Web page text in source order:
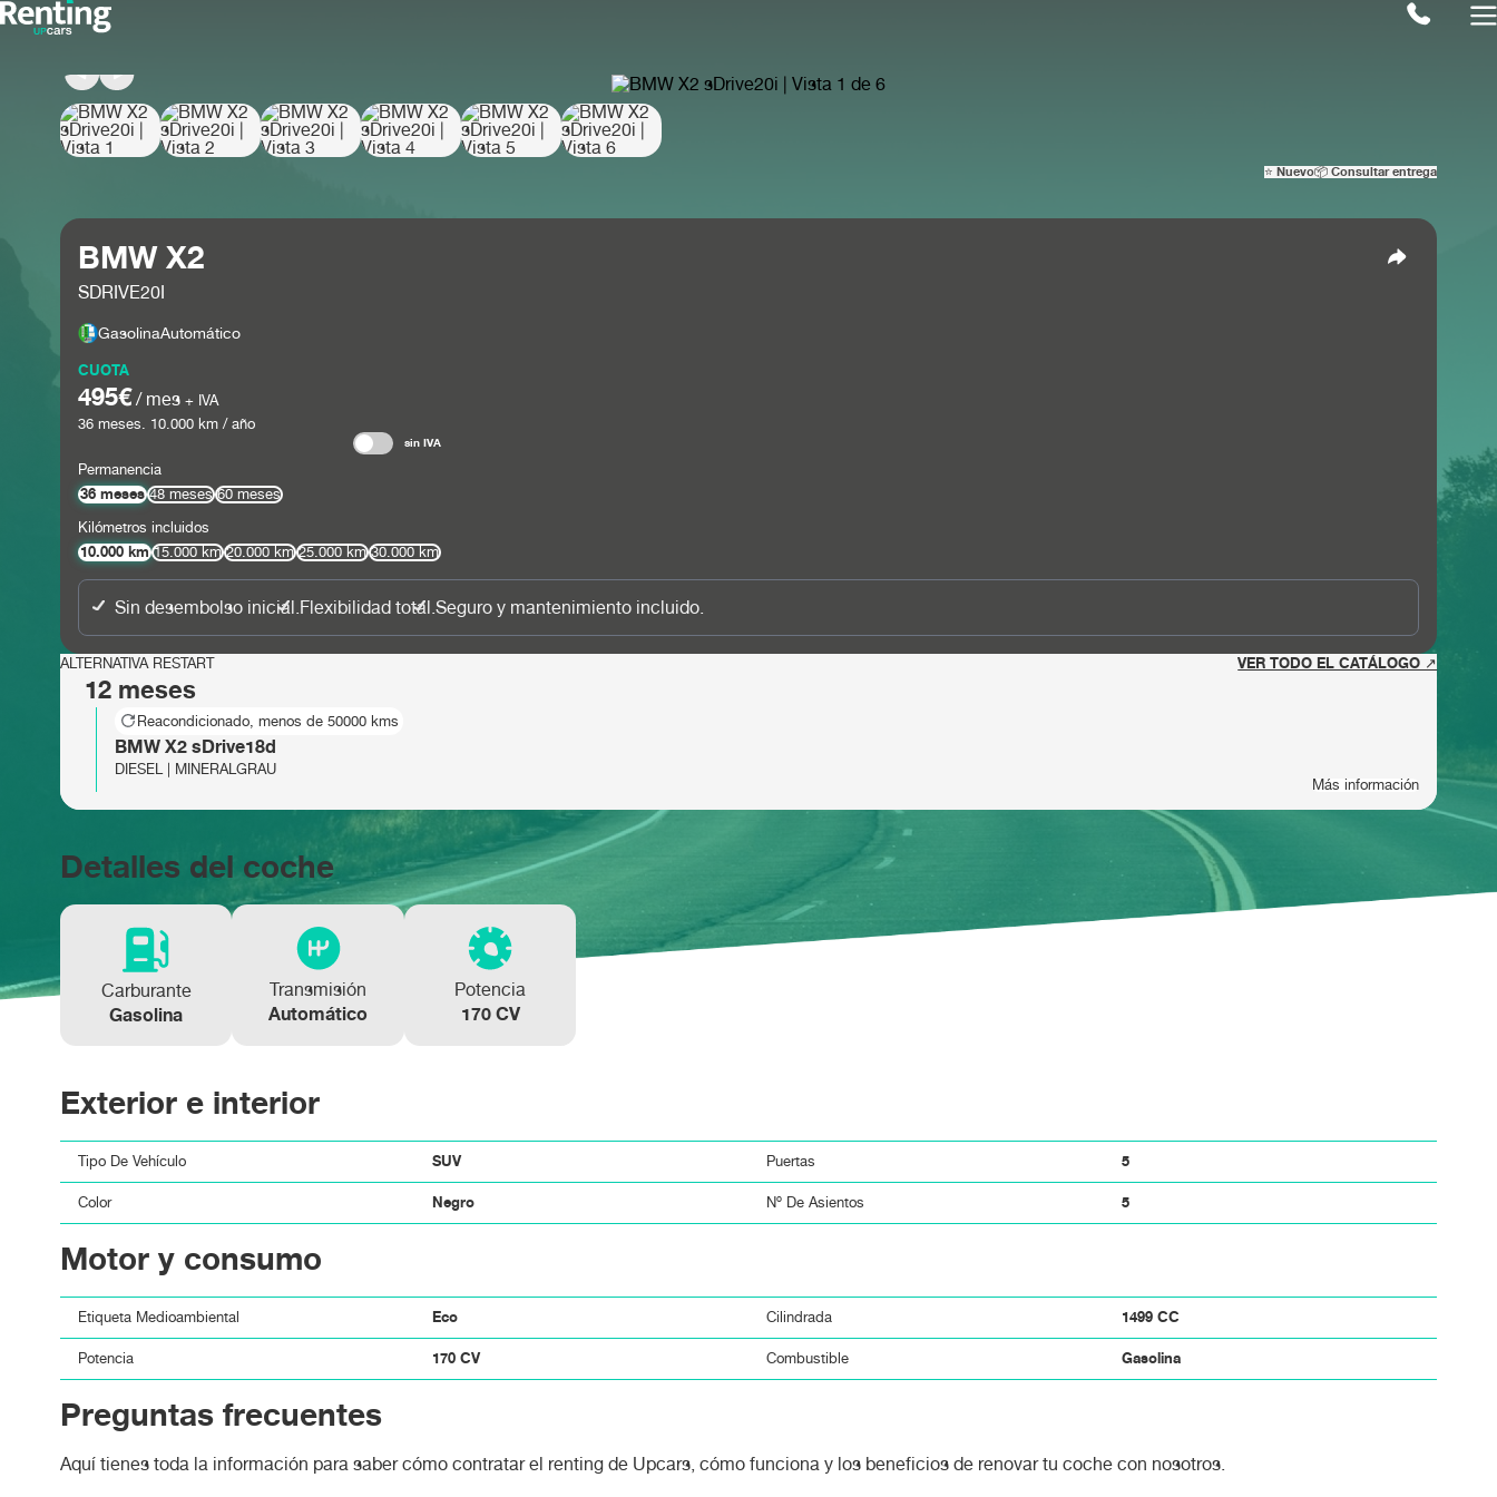
⭐ Nuevo📦 Consultar entrega
BMW X2
SDRIVE20I
GasolinaAutomático
CUOTA
495€/ mes + IVA
36meses. 10.000km / año
sin IVA
Permanencia
36 meses 48 meses
60 meses
Kilómetros incluidos
10.000 km 15.000 km 20.000 km 25.000 km 30.000 km
Sin desembolso inicial.Flexibilidad total.Seguro y mantenimiento incluido.
ALTERNATIVA RESTART VER TODO EL CATÁLOGO ↗
12 meses
Reacondicionado, menos de 50000 kms
BMW X2 sDrive18d
DIESEL | MINERALGRAU
Más información
Detalles del coche
Carburante
Gasolina
Transmisión
Automático
Potencia
170 CV
Exterior e interior
Tipo De Vehículo SUV Puertas 5
Color Negro Nº De Asientos 5
Motor y consumo
Etiqueta Medioambiental Eco Cilindrada 1499 CC
Potencia 170 CV Combustible Gasolina
Preguntas frecuentes
Aquí tienes toda la información para saber cómo contratar el renting de Upcars, cómo funciona y los beneficios de renovar tu coche con nosotros.